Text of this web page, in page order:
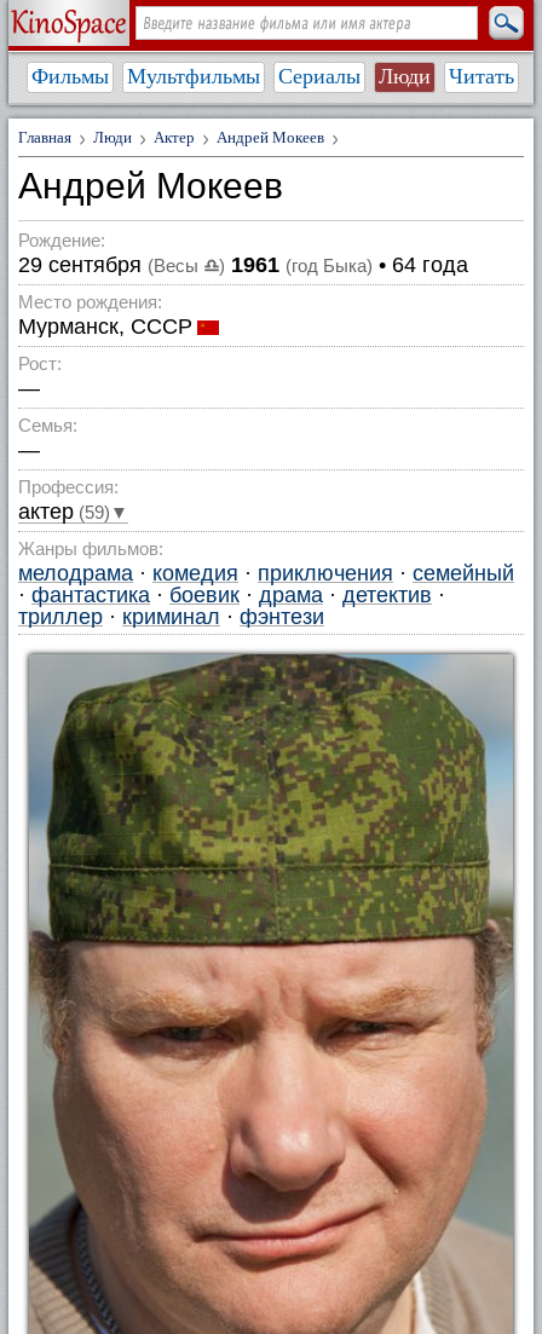
Фильмы Мультфильмы Сериалы Люди Читать
Главная Люди Актер Андрей Мокеев
Андрей Мокеев
Рождение:
29 сентября (Весы ♎) 1961 (год Быка) • 64 года
Место рождения:
Мурманск, СССР
Рост:
—
Семья:
—
Профессия:
актер (59)▼
Жанры фильмов:
мелодрама · комедия · приключения · семейный
· фантастика · боевик · драма · детектив ·
триллер · криминал · фэнтези